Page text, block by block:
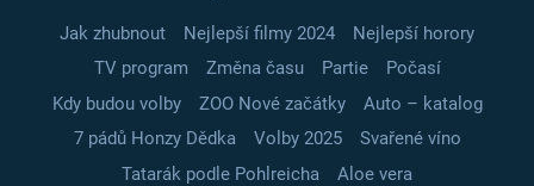
Jak zhubnout Nejlepší filmy 2024
Nejlepší horory
TV program
Změna času Partie
Počasí
Kdy budou volby
ZOO Nové začátky
Auto – katalog
7 pádů Honzy Dědka
Volby 2025
Svařené víno
Tatarák podle Pohlreicha
Aloe vera